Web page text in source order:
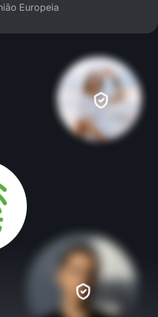
Europeia